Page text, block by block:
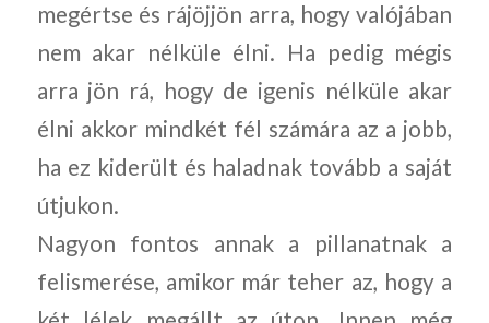
megértse és rájöjjön arra, hogy valójában
nem akar nélküle élni. Ha pedig mégis
arra jön rá, hogy de igenis nélküle akar
élni akkor mindkét fél számára az a jobb,
ha ez kiderült és haladnak tovább a saját
útjukon.
Nagyon fontos annak a pillanatnak a
felismerése, amikor már teher az, hogy a